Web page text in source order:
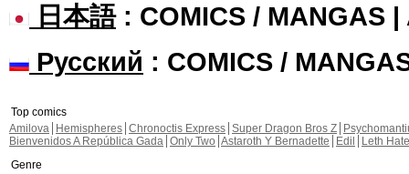
日本語: COMICS / MANGAS |
Русский : COMICS /
Top comics
Amilova
Hemispheres Chronoctis Express Super Dragon Bros Z
Bienvenidos A República Gada Only Two Astaroth Y Bernadette Edil
Leth Hate
Genre